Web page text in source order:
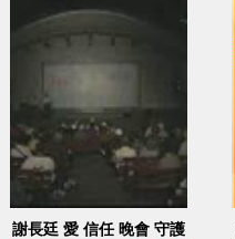
謝長廷 愛 信任 晚會 守護